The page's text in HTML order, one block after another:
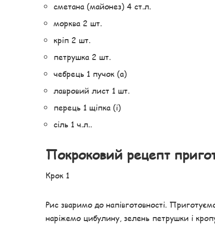
сметана (майонез) 4 ст.л.
морква 2 шт.
кріп 2 шт.
петрушка 2 шт.
чебрець 1 пучок (а)
лавровий лист 1 шт.
перець 1 щіпка (і)
сіль 1 ч.л..
Покроковий рецепт
Крок 1
Рис зваримо до напівготовності.
наріжемо цибулину, зелень петрушки і